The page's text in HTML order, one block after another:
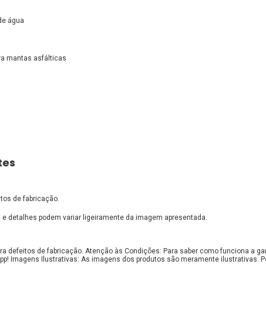
água
mantas asfálticas
de fabricação.
detalhes podem variar ligeiramente da imagem apresentada.
defeitos de fabricação. Atenção às Condições: Para saber como funciona a
Imagens Ilustrativas: As imagens dos produtos são meramente ilustrativas.